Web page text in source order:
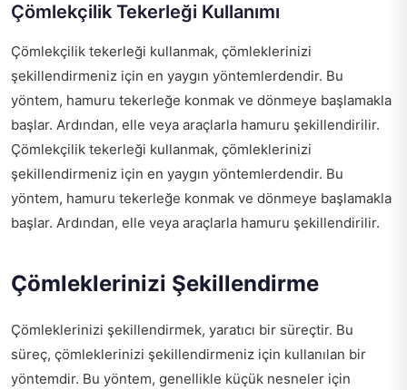
Çömlekçilik Tekerleği Kullanımı
Çömlekçilik tekerleği kullanmak, çömleklerinizi
şekillendirmeniz için en yaygın yöntemlerdendir. Bu
yöntem, hamuru tekerleğe konmak ve dönmeye başlamakla
başlar. Ardından, elle veya araçlarla hamuru şekillendirilir.
Çömlekçilik tekerleği kullanmak, çömleklerinizi
şekillendirmeniz için en yaygın yöntemlerdendir. Bu
yöntem, hamuru tekerleğe konmak ve dönmeye başlamakla
başlar. Ardından, elle veya araçlarla hamuru şekillendirilir.
Çömleklerinizi Şekillendirme
Çömleklerinizi şekillendirmek, yaratıcı bir süreçtir. Bu
süreç, çömleklerinizi şekillendirmeniz için kullanılan bir
yöntemdir. Bu yöntem, genellikle küçük nesneler için